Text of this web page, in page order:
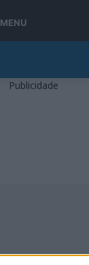
MENU
Publicidade